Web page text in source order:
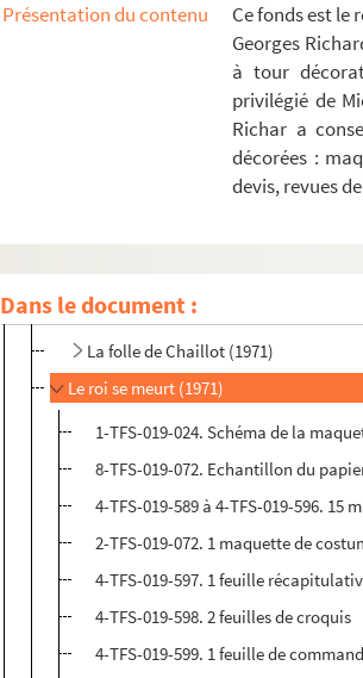
Présentation du contenu
Ce fonds est le
Georges
à tour
privilégié de
Richar a
décorées :
devis, revues
Dans le document :
L’Homme de désir (1969)
La Rose rouge au Corbier (1970)
...Et à la fin était le bang (1970)
Les Mystères de Paris (1970)
Les Oiseaux (1970)
Les jeux de la langue et du hasard
Les Mouches (1970)
La folle de Chaillot (1971)
Le roi se meurt (1971)
1-TFS-019-024. Schéma de la
8-TFS-019-072. Echantillon du
4-TFS-019-589 à 4-TFS-019-596.
2-TFS-019-072. 1 maquette de
4-TFS-019-597. 1 feuille
4-TFS-019-598. 2 feuilles de croquis
4-TFS-019-599. 1 feuille de